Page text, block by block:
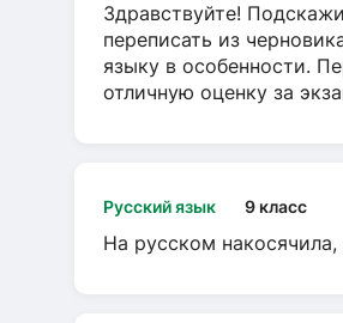
Здравствуйте!
переписать из
языку в особенности.
отличную оценку за
Русский язык 9 класс
На русском накосячила,